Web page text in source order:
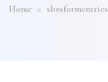
Home > sbxsformentries